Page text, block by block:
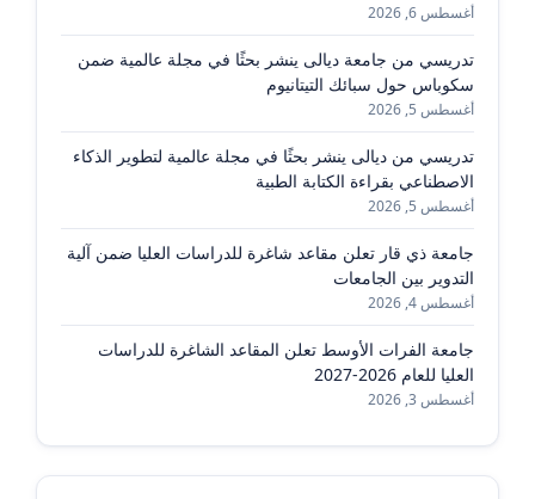
أغسطس 6, 2026
تدريسي من جامعة ديالى ينشر بحثًا في مجلة عالمية ضمن
سكوباس حول سبائك التيتانيوم
أغسطس 5, 2026
تدريسي من ديالى ينشر بحثًا في مجلة عالمية لتطوير الذكاء
الاصطناعي بقراءة الكتابة الطبية
أغسطس 5, 2026
جامعة ذي قار تعلن مقاعد شاغرة للدراسات العليا ضمن آلية
التدوير بين الجامعات
أغسطس 4, 2026
جامعة الفرات الأوسط تعلن المقاعد الشاغرة للدراسات
العليا للعام 2026-2027
أغسطس 3, 2026